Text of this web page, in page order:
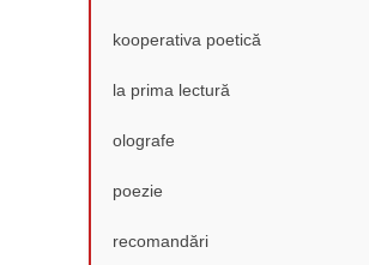
kooperativa poetică
la prima lectură
olografe
poezie
recomandări